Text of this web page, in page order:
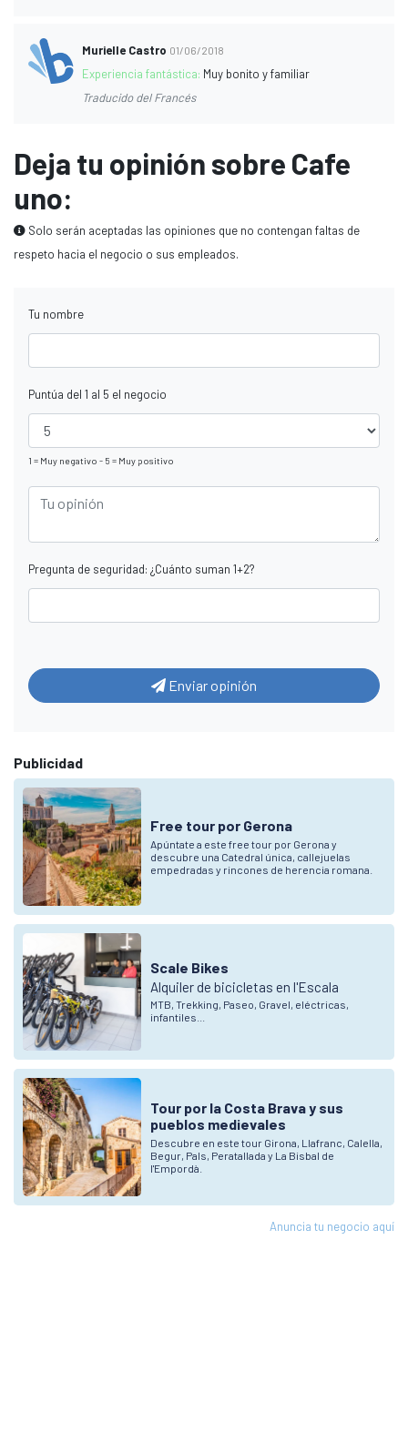
Murielle Castro 01/06/2018
Experiencia fantástica: Muy bonito y familiar
Traducido del Francés
Deja tu opinión sobre Cafe
uno:
Solo serán aceptadas las opiniones que no contengan faltas de
respeto hacia el negocio o sus empleados.
Tu nombre
Puntúa del 1 al 5 el negocio
1 = Muy negativo - 5 = Muy positivo
Pregunta de seguridad: ¿Cuánto suman 1+2?
Enviar opinión
Publicidad
Free tour por Gerona
Apúntate a este free tour por Gerona y
descubre una Catedral única, callejuelas
empedradas y rincones de herencia romana.
Scale Bikes
Alquiler de bicicletas en l'Escala
MTB, Trekking, Paseo, Gravel, eléctricas,
infantiles...
Tour por la Costa Brava y sus
pueblos medievales
Descubre en este tour Girona, Llafranc, Calella,
Begur, Pals, Peratallada y La Bisbal de
l'Empordà.
Anuncia tu negocio aquí